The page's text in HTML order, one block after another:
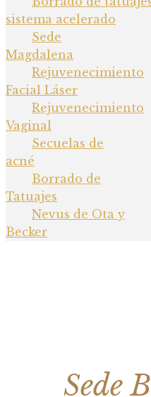
sistema acelerado
Sede
Magdalena
Rejuvenecimiento
Facial Láser
Rejuvenecimiento
Vaginal
Secuelas de
acné
Borrado de
Tatuajes
Nevus de Ota y
Becker
Sede